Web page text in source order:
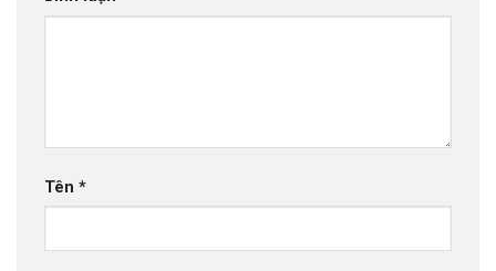
Tên *